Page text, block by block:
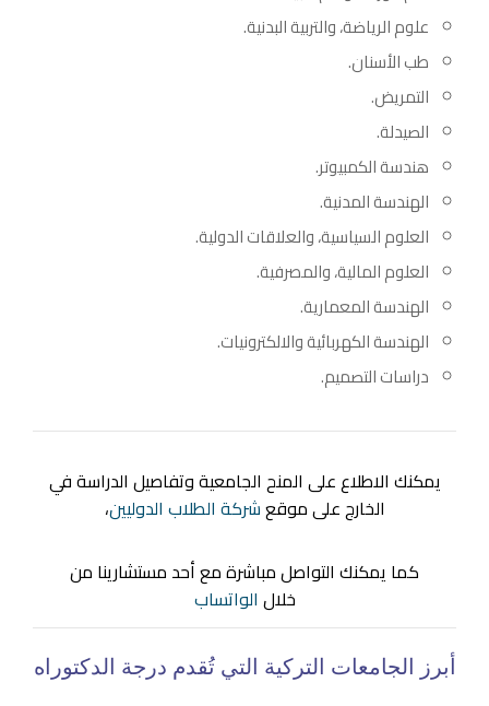
علوم الرياضة، والتربية البدنية.
طب الأسنان.
التمريض.
الصيدلة.
هندسة الكمبيوتر.
الهندسة المدنية.
العلوم السياسية، والعلاقات الدولية.
العلوم المالية، والمصرفية.
الهندسة المعمارية.
الهندسة الكهربائية والالكترونيات.
دراسات التصميم.
يمكنك الاطلاع على المنح الجامعية وتفاصيل الدراسة في
الخارج على موقعشركة الطلاب الدوليين،
كما يمكنك التواصل مباشرة مع أحد مستشارينا من
خلال الواتساب
أبرز الجامعات التركية التي تُقدم درجة الدكتوراه